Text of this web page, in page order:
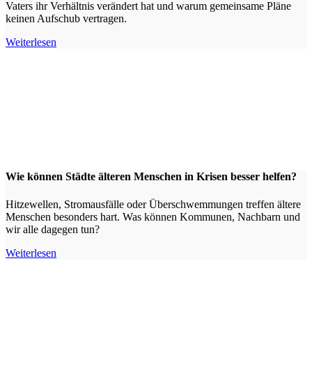
Vaters ihr Verhältnis verändert hat und warum gemeinsame Pläne
keinen Aufschub vertragen.
Weiterlesen
Wie können Städte älteren Menschen in Krisen besser helfen?
Hitzewellen, Stromausfälle oder Überschwemmungen treffen ältere
Menschen besonders hart. Was können Kommunen, Nachbarn und
wir alle dagegen tun?
Weiterlesen